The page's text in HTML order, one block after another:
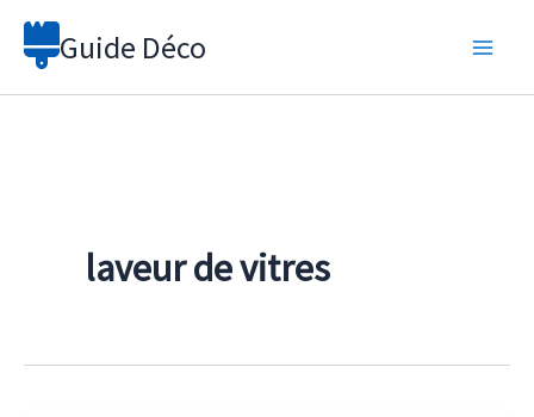
Aller
Guide Déco
laveur de vitres